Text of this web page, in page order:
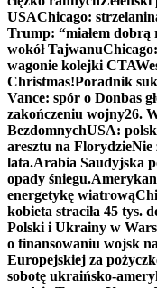
USAChicago:
Trump: “miałem dobrą
wokół Tajwanu
wagonie kolejki CTA
Christmas!Poradnik
Vance: spór o Donbas
zakończeniu wojny26.
BezdomnychUSA:
aresztu na FlorydzieNie
lata.Arabia Saudyjska
opady śniegu.
energetykę wiatrową
kobieta straciła 45 tys.
Polski i Ukrainy w
o finansowaniu wojsk
Europejskiej za
sobotę ukraińsko-